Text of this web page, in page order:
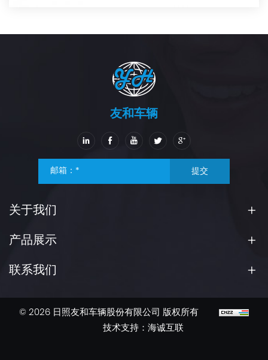
友和车辆
提交
关于我们
产品展示
联系我们
© 2026 日照友和车辆股份有限公司 版权所有
技术支持：海诚互联